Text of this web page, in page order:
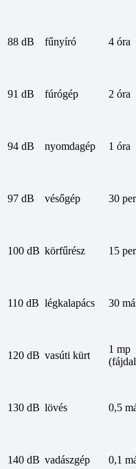
88 dB fűnyíró 4 óra
91 dB fúrógép 2 óra
94 dB nyomdagép 1 óra
97 dB vésőgép 30
100 dB körfűrész 15
110 dB légkalapács 30
120 dB vasúti kürt
1 mp
130 dB lövés 0,5
140 dB vadászgép 0,1